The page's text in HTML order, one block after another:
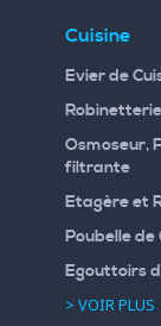
Cuisine
Evier de
Osmoseur,
filtrante
Etagère et
Poubelle de
Egouttoirs
> VOIR PLUS